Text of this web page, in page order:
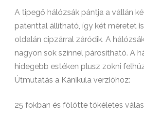
A tipegő hálózsák pántja a vállán
patenttal állítható, így két méretet
oldalán cipzárral záródik. A
nagyon sok színnel párosítható. A
hidegebb estéken plusz zokni
Útmutatás a Kánikula verzióhoz:
25 fokban és fölötte tökéletes